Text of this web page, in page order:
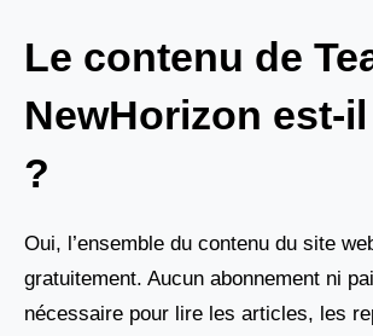
Le contenu de
NewHorizon est-
?
Oui, l’ensemble du contenu du site
gratuitement. Aucun abonnement ni
nécessaire pour lire les articles, les